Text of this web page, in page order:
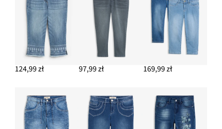
DODAJ DO KOSZYKA
124,99 zł 97,99 zł 169,99 zł